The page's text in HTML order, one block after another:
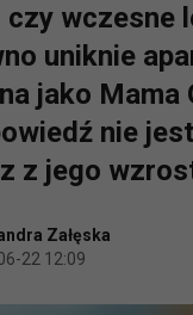
czy wczesne
uniknie
jako
nie
z jego
Załęska
22 12:09